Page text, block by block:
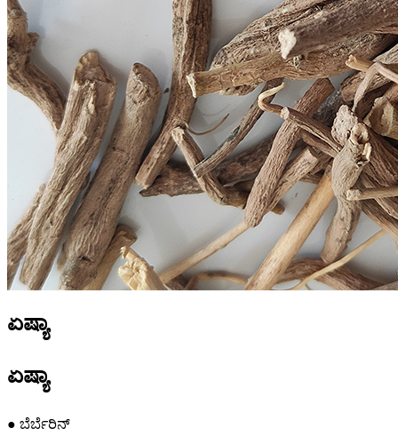
ಏಷ್ಯಾ
ಏಷ್ಯಾ
● ಬೆರ್ಬೆರಿನ್